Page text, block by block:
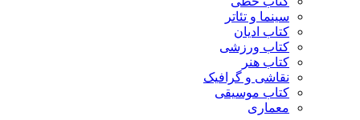
سینما و تئاتر
کتاب ادیان
کتاب ورزشی
کتاب هنر
نقاشی و گرافیک
کتاب موسیقی
معماری